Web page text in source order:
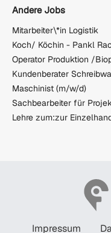
Andere Jobs
Mitarbeiter\*in Logistik
Koch/ Köchin - Pankl
Kundenberater
Maschinist (m/w/d)
Sachbearbeiter für
Impressum